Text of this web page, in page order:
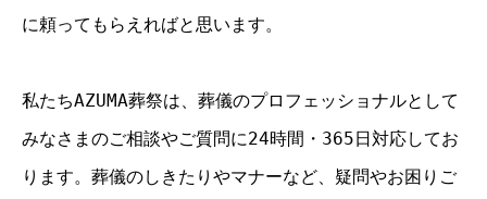
に頼ってもらえればと思います。
私たちAZUMA葬祭は、葬儀のプロフェッショナルとして
みなさまのご相談やご質問に24時間・365日対応してお
ります。葬儀のしきたりやマナーなど、疑問やお困りご